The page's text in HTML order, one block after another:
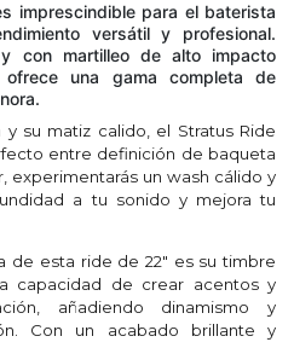
imprescindible para el baterista
versátil y profesional.
con martilleo de alto impacto
una gama completa de
y su matiz calido, el Stratus Ride
entre definición de baqueta
experimentarás un wash cálido y
a tu sonido y mejora tu
de esta ride de 22" es su timbre
capacidad de crear acentos y
añadiendo dinamismo y
Con un acabado brillante y